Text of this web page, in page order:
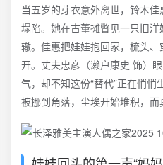
当五岁的芽衣意外离世，铃木
塌陷。她在古董摊瞥见一只旧
辙。佳惠把娃娃抱回家，梳头
开。丈夫忠彦（濑户康史 饰）
气，却不知这份“替代”正在悄
被挪到角落，尘埃开始堆积，而